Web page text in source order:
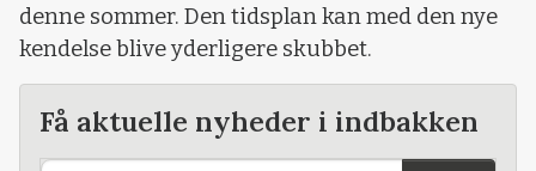
denne sommer. Den tidsplan kan med den nye
kendelse blive yderligere skubbet.
Få aktuelle nyheder i indbakken